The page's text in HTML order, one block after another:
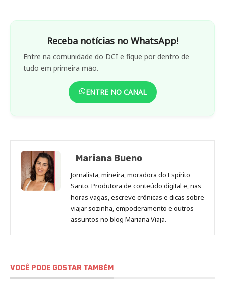
Receba notícias no WhatsApp!
Entre na comunidade do DCI e fique por dentro de
tudo em primeira mão.
ENTRE NO CANAL
Mariana Bueno
Jornalista, mineira, moradora do Espírito
Santo. Produtora de conteúdo digital e, nas
horas vagas, escreve crônicas e dicas sobre
viajar sozinha, empoderamento e outros
assuntos no blog Mariana Viaja.
VOCÊ PODE GOSTAR TAMBÉM